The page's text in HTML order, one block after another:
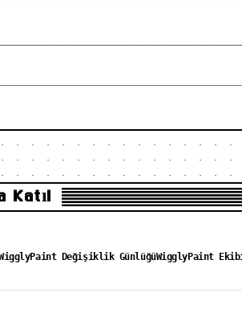
Katıl
Değişiklik GünlüğüWigglyPaint